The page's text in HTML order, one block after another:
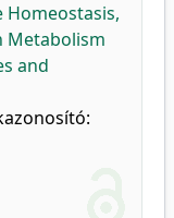
Homeostasis,
Metabolism
and